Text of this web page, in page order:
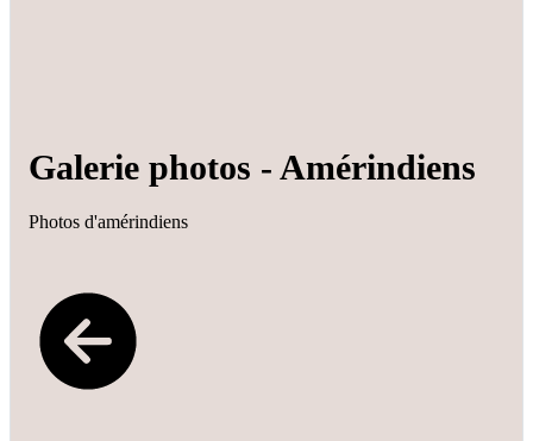
Galerie photos - Amérindiens
Photos d'amérindiens